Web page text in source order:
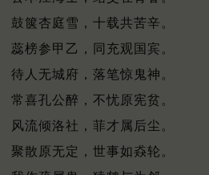
鼓箧杏庭雪，十载共苦辛。
蕊榜参甲乙，同充观国宾。
待人无城府，落笔惊鬼神。
常喜孔公醉，不忧原宪贫。
风流倾洛社，菲才属后尘。
聚散原无定，世事如猋轮。